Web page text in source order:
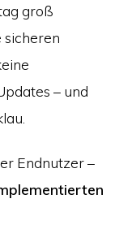
groß
sicheren
– und
Endnutzer –